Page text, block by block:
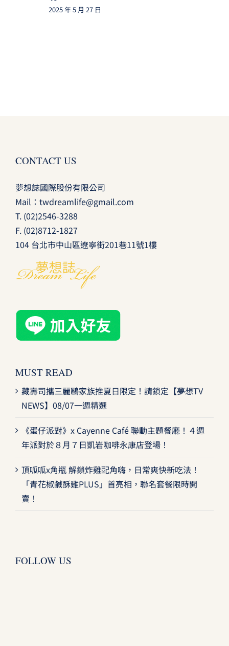
2025 年 5 月 27 日
CONTACT US
夢想誌國際股份有限公司
Mail： twdreamlife@gmail.com
T. (02)2546-3288
F. (02)8712-1827
104 台北市中山區遼寧街201巷11號1樓
MUST READ
藏壽司攜三麗鷗家族推夏日限定！請鎖定【夢想TV
NEWS】08/07一週精選
《蛋仔派對》x Cayenne Café 聯動主題餐廳！４週
年派對於８月７日凱岩咖啡永康店登場！
頂呱呱x角瓶 解鎖炸雞配角嗨，日常爽快新吃法！
「青花椒鹹酥雞PLUS」首亮相，聯名套餐限時開
賣！
FOLLOW US